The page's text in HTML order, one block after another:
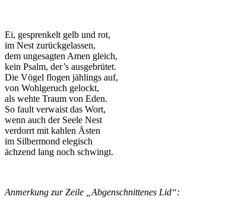
Ei, gesprenkelt gelb und rot,
im Nest zurückgelassen,
dem ungesagten Amen gleich,
kein Psalm, der’s ausgebrütet.
Die Vögel flogen jählings auf,
von Wohlgeruch gelockt,
als wehte Traum von Eden.
So fault verwaist das Wort,
wenn auch der Seele Nest
verdorrt mit kahlen Ästen
im Silbermond elegisch
ächzend lang noch schwingt.
Anmerkung zur Zeile „Abgenschnittenes Lid“: